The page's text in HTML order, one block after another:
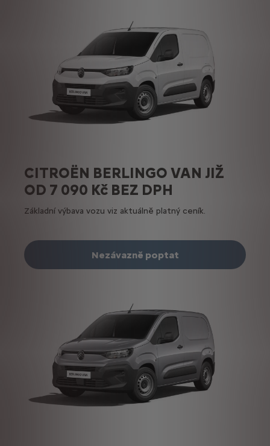
CITROËN BERLINGO VAN JIŽ
OD 7 090 Kč BEZ DPH
Základní výbava vozu viz aktuálně platný ceník.
Nezávazně poptat